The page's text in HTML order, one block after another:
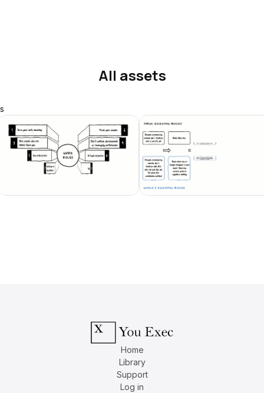
All assets
s
Home
Library
Support
Log in